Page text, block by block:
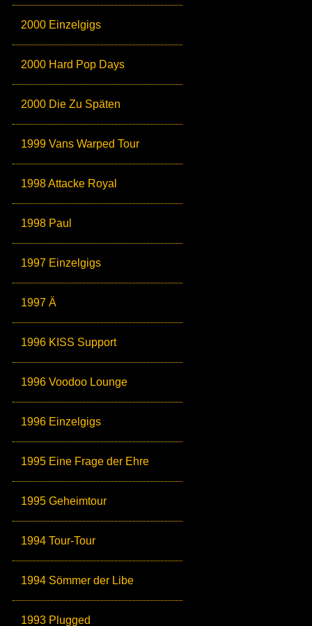
2000 Einzelgigs
2000 Hard Pop Days
2000 Die Zu Späten
1999 Vans Warped Tour
1998 Attacke Royal
1998 Paul
1997 Einzelgigs
1997 Ä
1996 KISS Support
1996 Voodoo Lounge
1996 Einzelgigs
1995 Eine Frage der Ehre
1995 Geheimtour
1994 Tour-Tour
1994 Sömmer der Libe
1993 Plugged